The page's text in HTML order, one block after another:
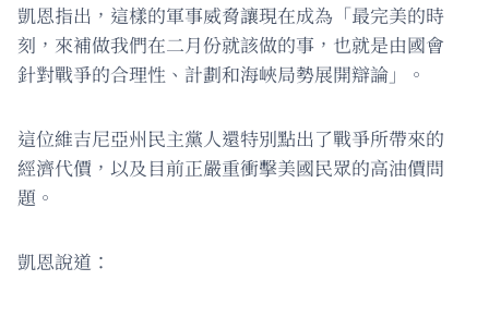
凱恩指出，這樣的軍事威脅讓現在成為「最完美的時
刻，來補做我們在二月份就該做的事，也就是由國會
針對戰爭的合理性、計劃和海峽局勢展開辯論」。
這位維吉尼亞州民主黨人還特別點出了戰爭所帶來的
經濟代價，以及目前正嚴重衝擊美國民眾的高油價問
題。
凱恩說道：